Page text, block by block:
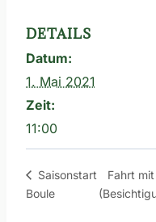
DETAILS
Datum:
1. Mai 2021
Zeit:
11:00
Saisonstart
Boule
Fahrt